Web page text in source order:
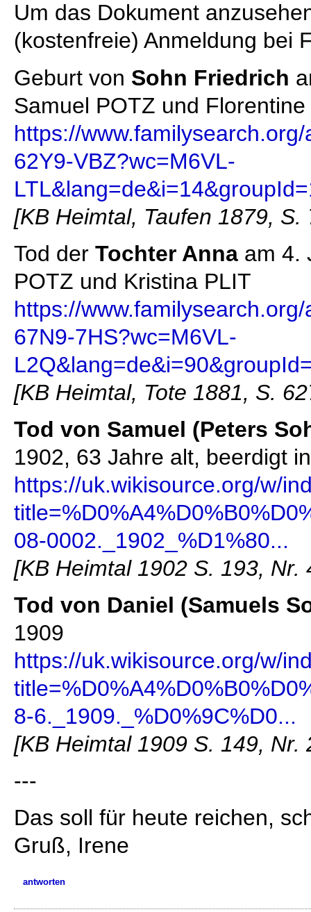
Um das Dokument
(kostenfreie) Anmeldung bei
Geburt von Sohn Friedrich
Samuel POTZ und
https://
62Y9-VBZ?wc=M6VL-
[KB Heimtal, Taufen 1879, S.
Tod der Tochter Anna am 4.
POTZ und Kristina PLIT
https://
67N9-7HS?wc=M6VL-
[KB Heimtal, Tote 1881, S.
Tod von Samuel (Peters
1902, 63 Jahre alt, beerdigt
https://uk.wikisource.org/w/
08-0002._1902_%D1%80...
[KB Heimtal 1902 S. 193, Nr.
Tod von Daniel (Samuels
1909
https://uk.wikisource.org/w/
8-6._1909._%D0%9C%D0...
[KB Heimtal 1909 S. 149, Nr.
---
Das soll für heute reichen,
Gruß, Irene
antworten